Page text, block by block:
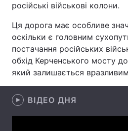
Лонгріди
Відео з Youtube
російські військові колони.
Ця дорога має особливе
оскільки є головним
постачання російських
обхід Керченського мосту
який залишається
ВІДЕО ДНЯ